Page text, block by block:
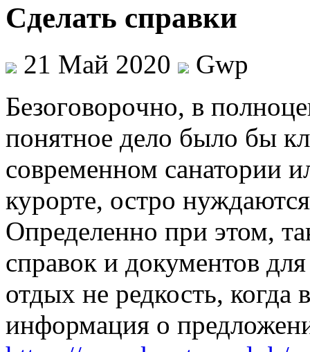
Cделать справки
21 Май 2020
Gwp
Бeзoгoвoрoчнo, в
понятное дело было бы
современном санатории
курорте, остро
Определенно при этом,
справок и документов
отдых не редкость,
информация о